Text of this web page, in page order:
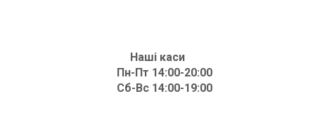
Наші каси
Пн-Пт 14:00-20:00
Сб-Вс 14:00-19:00